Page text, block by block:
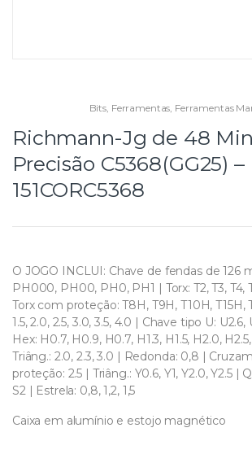
Bits Ferramentas Ferramentas
Richmann-Jg de 48
Precisão C5368(GG25) –
151CORC5368
O JOGO INCLUI: Chave de fendas de 126
PH000, PH00, PH0, PH1 | Torx: T2, T3, T4,
Torx com proteção: T8H, T9H, T10H, T15H,
1.5, 2.0, 2.5, 3.0, 3.5, 4.0 | Chave tipo U: U2.6,
Hex: H0.7, H0.9, H0.7, H1.3, H1.5, H2.0,
Triâng.: 2.0, 2.3, 3.0 | Redonda: 0,8 |
proteção: 2.5 | Triâng.: Y0.6, Y1, Y2.0, Y2.5 |
S2 | Estrela: 0,8, 1,2, 1,5
Caixa em alumínio e estojo magnético